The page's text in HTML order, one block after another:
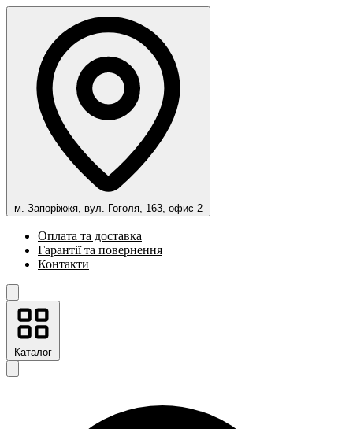
м. Запоріжжя, вул. Гоголя, 163, офис 2
Оплата та доставка
Гарантії та повернення
Контакти
Каталог